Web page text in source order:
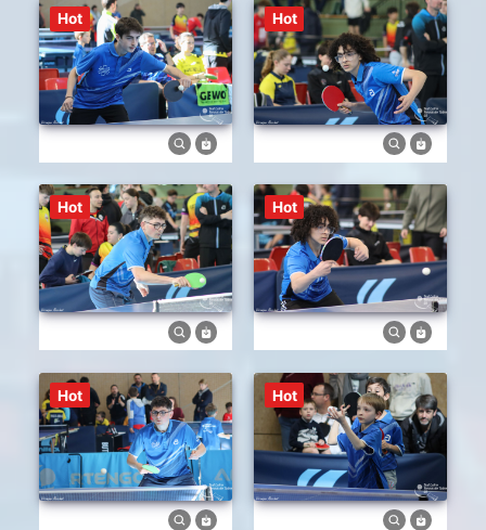
Hot
Hot
Hot
Hot
Hot
Hot